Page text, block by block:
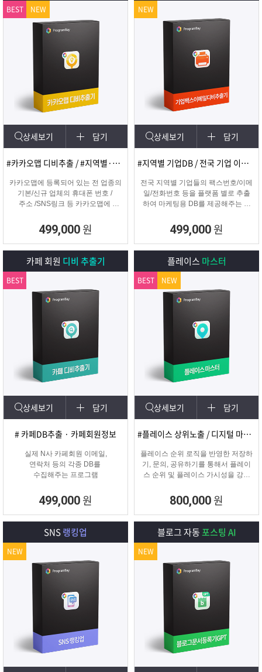
상세보기 담기
#카카오맵 디비추출 / #지역별·키워드별 DB 추출
카카오맵에 등록되어 있는 전 업종의
기본/신규 업체의 휴대폰 번호 /
주소 /SNS링크 등 카카오맵에
수집하는 DB추출 프로그램
499,000 원
BEST NEW
상세보기 담기
#지역별 기업DB / 전국 기업 이메일 및 팩스
전국 지역별 기업들의 팩스번호/이메
일/전화번호 등을 플랫폼 별로 추출
하여 마케팅용 DB를 제공해주는 프
499,000 원
NEW
카페 회원 디비 추출기
상세보기 담기
# 카페DB추출 · 카페회원정보
실제 N사 카페회원 이메일,
연락처 등의 각종 DB를
수집해주는 프로그램
499,000 원
BEST
플레이스 마스터
상세보기 담기
#플레이스 상위노출 / 디지털 마케팅
플레이스 순위 로직을 반영한 저장하
기, 문의, 공유하기를 통해서 플레이
스 순위 및 플레이스 가시성을 강화
800,000 원
BEST NEW
SNS랭킹업
NEW
블로그 자동포스팅 AI
NEW